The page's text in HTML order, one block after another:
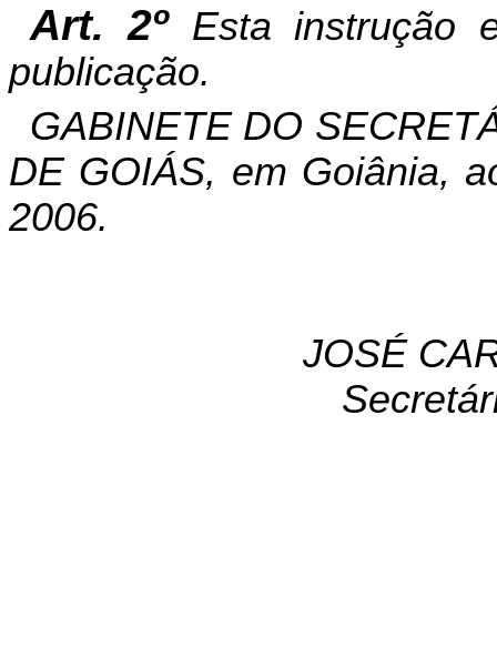
Art. 2º Esta instrução
publicação.
GABINETE DO
DE GOIÁS, em Goiânia,
2006.
JOSÉ